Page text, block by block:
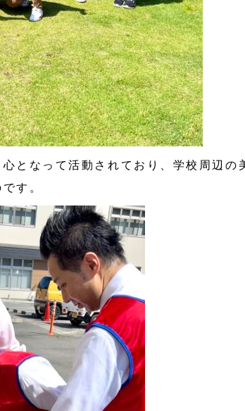
となって活動されており、学校周辺
す。